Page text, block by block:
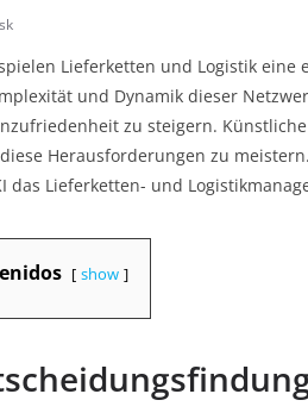
Lieferketten und Logistik eine
und Dynamik dieser
zu steigern.
Herausforderungen zu
das Lieferketten- und
show